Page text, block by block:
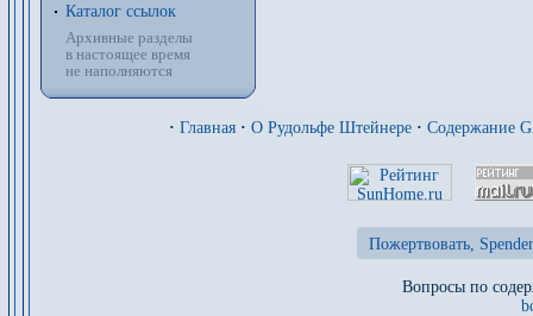
Каталог ссылок
Архивные разделы
в настоящее время
не наполняются
· Главная · О Рудольфе Штейнере · Содержание
Пожертвовать,
Вопросы по